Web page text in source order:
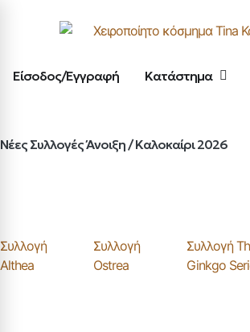
Είσοδος/Εγγραφή Κατάστημα
Νέες Συλλογές Άνοιξη / Καλοκαίρι 2026
Συλλογή
Althea
Συλλογή
Ostrea
Συλλογή
Ginkgo